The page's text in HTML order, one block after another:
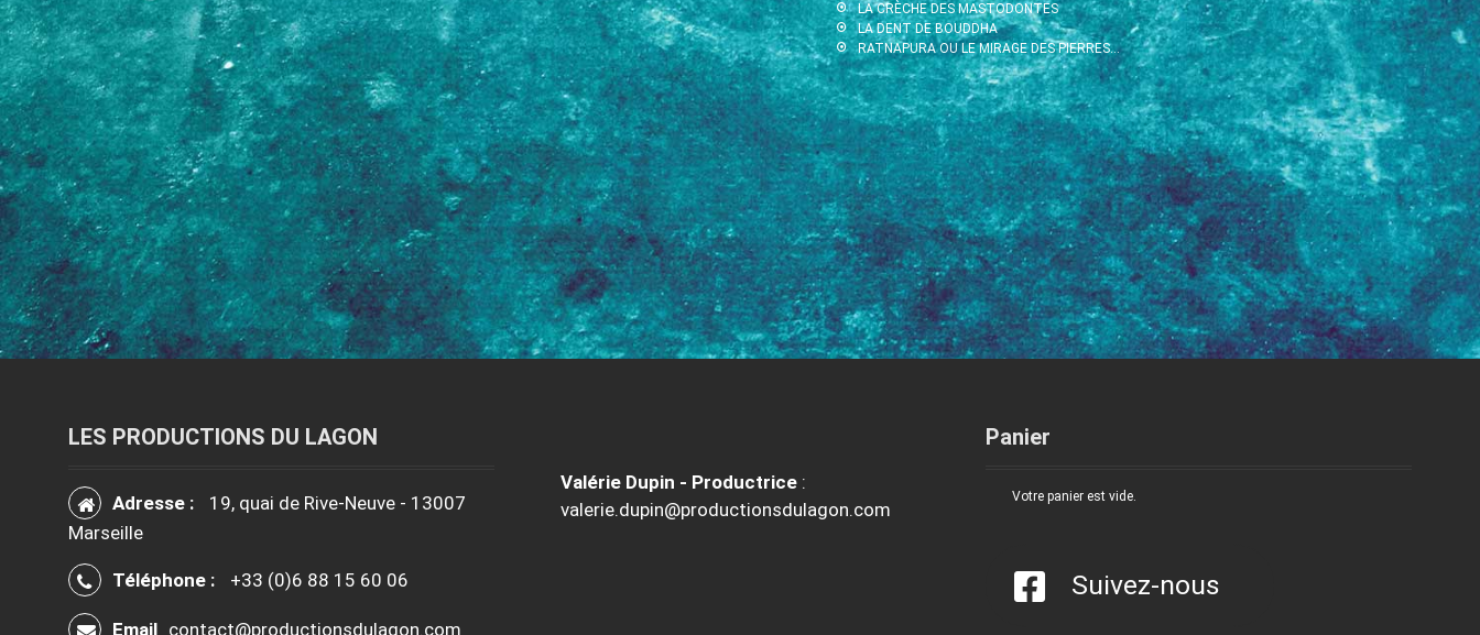
LA CRÈCHE DES MASTODONTES
LA DENT DE BOUDDHA
RATNAPURA OU LE MIRAGE DES PIERRES…
LES PRODUCTIONS DU LAGON
Adresse :
19, quai de Rive-Neuve - 13007
Marseille
Téléphone : +33 (0)6 88 15 60 06
Email contact@productionsdulagon.com
Valérie Dupin - Productrice:
valerie.dupin@productionsdulagon.com
Panier
Votre panier est vide.
Suivez-nous